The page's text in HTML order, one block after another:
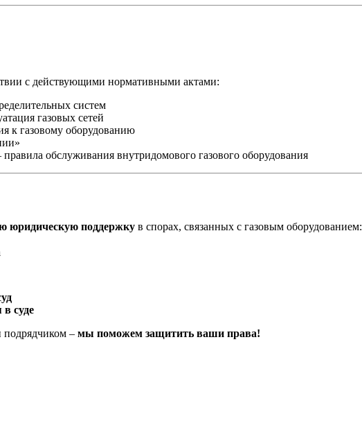
с действующими нормативными актами:
систем
газовых сетей
к газовому оборудованию
обслуживания внутридомового газового оборудования
юридическую поддержку в спорах, связанных с газовым оборудованием:
в суде
подрядчиком – мы поможем защитить ваши права!